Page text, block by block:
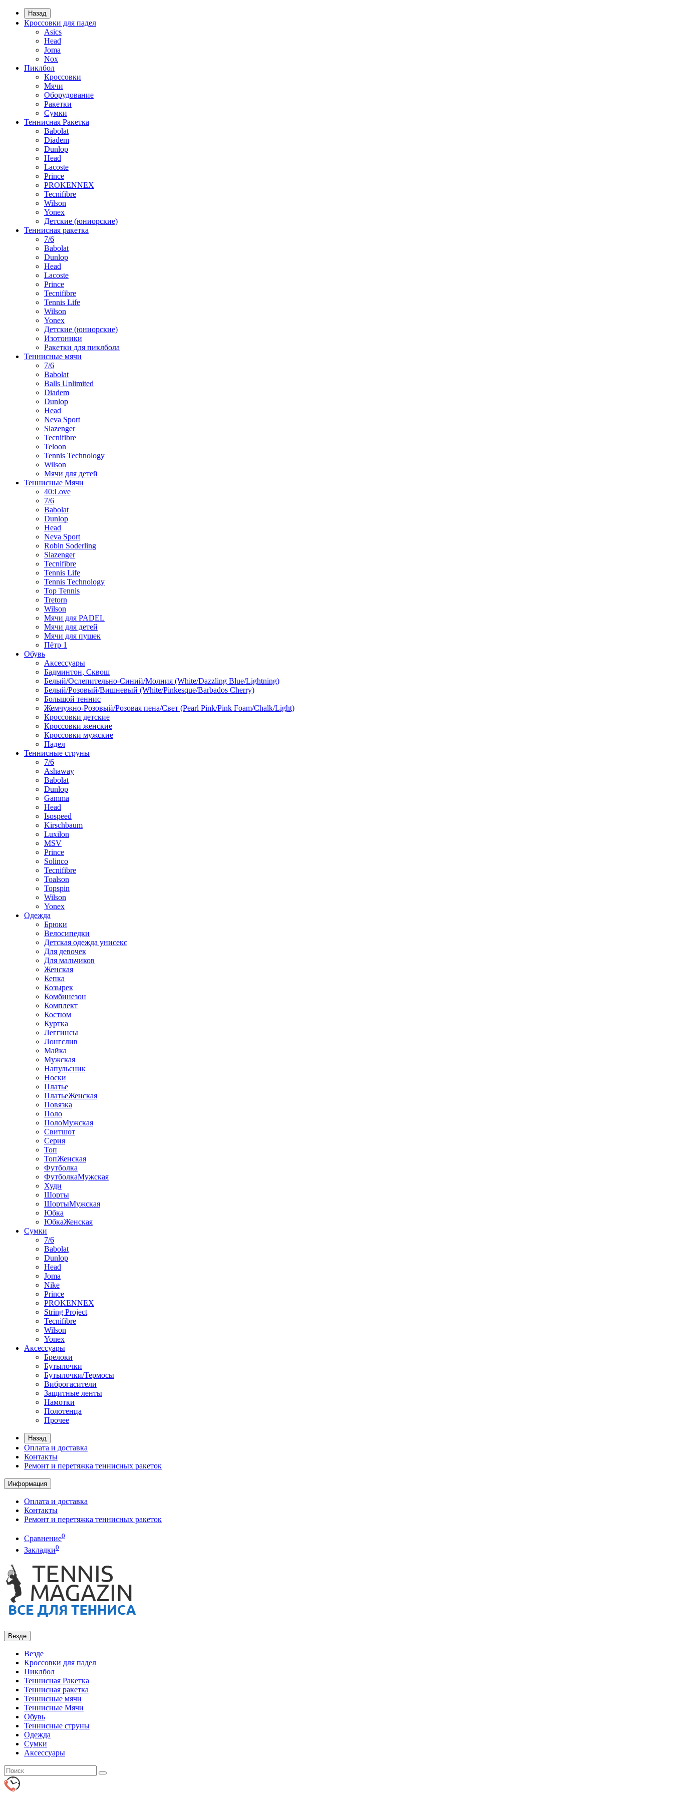
Назад
Кроссовки для падел
Asics
Head
Joma
Nox
Пиклбол
Кроссовки
Мячи
Оборудование
Ракетки
Сумки
Теннисная Ракетка
Babolat
Diadem
Dunlop
Head
Lacoste
Prince
PROKENNEX
Tecnifibre
Wilson
Yonex
Детские (юниорские)
Теннисная ракетка
7/6
Babolat
Dunlop
Head
Lacoste
Prince
Tecnifibre
Tennis Life
Wilson
Yonex
Детские (юниорские)
Изотоники
Ракетки для пиклбола
Теннисные мячи
7/6
Babolat
Balls Unlimited
Diadem
Dunlop
Head
Neva Sport
Slazenger
Tecnifibre
Teloon
Tennis Technology
Wilson
Мячи для детей
Теннисные Мячи
40:Love
7/6
Babolat
Dunlop
Head
Neva Sport
Robin Soderling
Slazenger
Tecnifibre
Tennis Life
Tennis Technology
Top Tennis
Tretorn
Wilson
Мячи для PADEL
Мячи для детей
Мячи для пушек
Пётр 1
Обувь
Аксессуары
Бадминтон, Сквош
Белый/Ослепительно-Синий/Молния (White/Dazzling Blue/Lightning)
Белый/Розовый/Вишневый (White/Pinkesque/Barbados Cherry)
Большой теннис
Жемчужно-Розовый/Розовая пена/Свет (Pearl Pink/Pink Foam/Chalk/Light)
Кроссовки детские
Кроссовки женские
Кроссовки мужские
Падел
Теннисные струны
7/6
Ashaway
Babolat
Dunlop
Gamma
Head
Isospeed
Kirschbaum
Luxilon
MSV
Prince
Solinco
Tecnifibre
Toalson
Topspin
Wilson
Yonex
Одежда
Брюки
Велосипедки
Детская одежда унисекс
Для девочек
Для мальчиков
Женская
Кепка
Козырек
Комбинезон
Комплект
Костюм
Куртка
Леггинсы
Лонгслив
Майка
Мужская
Напульсник
Носки
Платье
ПлатьеЖенская
Повязка
Поло
ПолоМужская
Свитшот
Серия
Топ
ТопЖенская
Футболка
ФутболкаМужская
Худи
Шорты
ШортыМужская
Юбка
ЮбкаЖенская
Сумки
7/6
Babolat
Dunlop
Head
Joma
Nike
Prince
PROKENNEX
String Project
Tecnifibre
Wilson
Yonex
Аксессуары
Брелоки
Бутылочки
Бутылочки/Термосы
Виброгасители
Защитные ленты
Намотки
Полотенца
Прочее
Назад
Оплата и доставка
Контакты
Ремонт и перетяжка теннисных ракеток
Информация
Оплата и доставка
Контакты
Ремонт и перетяжка теннисных ракеток
Сравнение0
Закладки0
Везде
Везде
Кроссовки для падел
Пиклбол
Теннисная Ракетка
Теннисная ракетка
Теннисные мячи
Теннисные Мячи
Обувь
Теннисные струны
Одежда
Сумки
Аксессуары